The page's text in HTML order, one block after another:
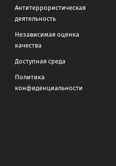
Антитеррористическая
деятельность
Независимая оценка
качества
Доступная среда
Политика
конфиденциальности